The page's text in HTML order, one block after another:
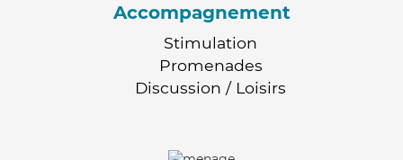
Accompagnement
Stimulation
Promenades
Discussion / Loisirs